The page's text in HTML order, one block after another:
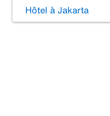
Hôtel à Jakarta